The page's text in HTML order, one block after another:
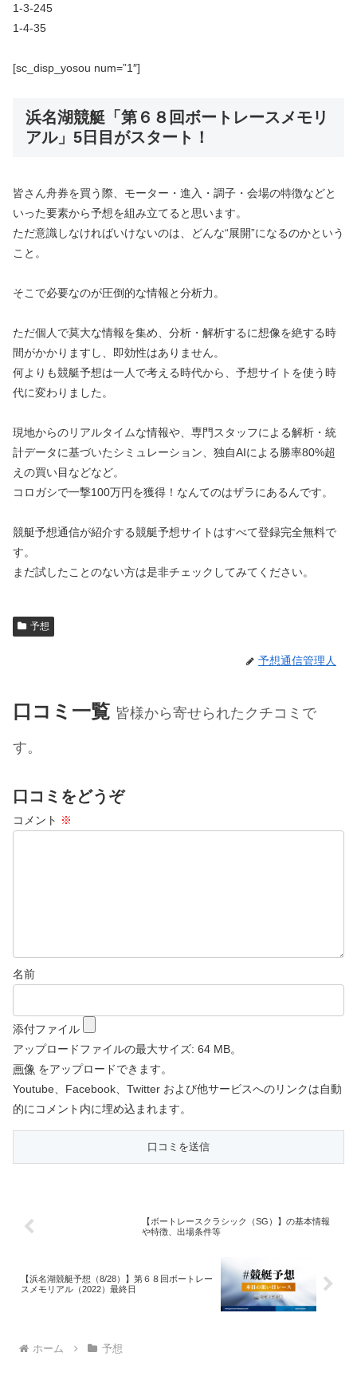
1-3-245
1-4-35
[sc_disp_yosou num=”1″]
浜名湖競艇「第６８回ボートレースメモリ
アル」5日目がスタート！
皆さん舟券を買う際、モーター・進入・調子・会場の特徴などと
いった要素から予想を組み立てると思います。
ただ意識しなければいけないのは、どんな“展開”になるのかという
こと。
そこで必要なのが圧倒的な情報と分析力。
ただ個人で莫大な情報を集め、分析・解析するに想像を絶する時
間がかかりますし、即効性はありません。
何よりも競艇予想は一人で考える時代から、予想サイトを使う時
代に変わりました。
現地からのリアルタイムな情報や、専門スタッフによる解析・統
計データに基づいたシミュレーション、独自AIによる勝率80%超
えの買い目などなど。
コロガシで一撃100万円を獲得！なんてのはザラにあるんです。
競艇予想通信が紹介する競艇予想サイトはすべて登録完全無料で
す。
まだ試したことのない方は是非チェックしてみてください。
予想
予想通信管理人
口コミ一覧 皆様から寄せられたクチコミで
す。
口コミをどうぞ
コメント ※
名前
添付ファイル
アップロードファイルの最大サイズ: 64 MB。
画像 をアップロードできます。
Youtube、Facebook、Twitter および他サービスへのリンクは自動
的にコメント内に埋め込まれます。
【ボートレースクラシック（SG）】の基本情報
や特徴、出場条件等
【浜名湖競艇予想（8/28）】第６８回ボートレー
スメモリアル（2022）最終日
ホーム 予想